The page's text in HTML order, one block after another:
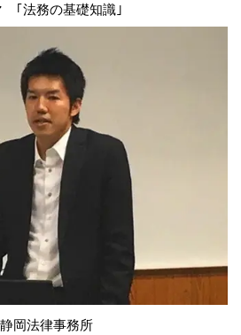
｢法務の基礎知識｣
静岡法律事務所